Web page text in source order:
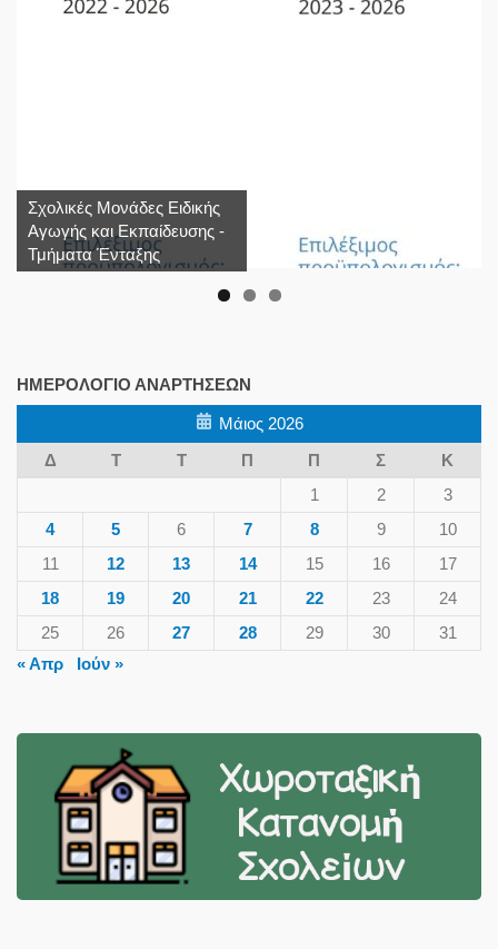
Σχολικές Μονάδες Ειδικής
Αγωγής και Εκπαίδευσης -
Τμήματα Ένταξης
ΗΜΕΡΟΛΌΓΙΟ ΑΝΑΡΤΉΣΕΩΝ
Μάιος 2026
Δ
Τ Τ Π Π Σ
Κ
1
2
3
4
5 6 7 8 9
10
11
12 13 14 15 16
17
18
19 20 21 22 23
24
25
26 27 28 29 30
31
« Απρ
Ιούν »